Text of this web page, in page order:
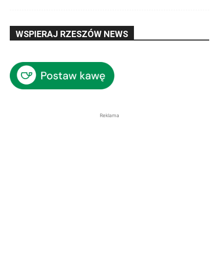
WSPIERAJ RZESZÓW NEWS
Reklama